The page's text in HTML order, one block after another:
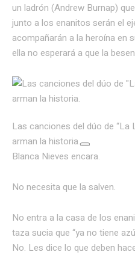
un ladrón (Andrew Burnap)
junto a los enanitos serán el
acompañarán a la heroína en
ella no esperará a que la
Las canciones del dúo de “La
arman la historia.
Blanca Nieves encara.
No necesita que la salven.
No entra a la casa de los
taza sucia que “ya no tiene
No. Les dice lo que deben